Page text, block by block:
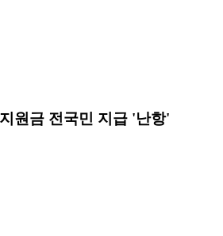
원금 전국민 지급 '난항'